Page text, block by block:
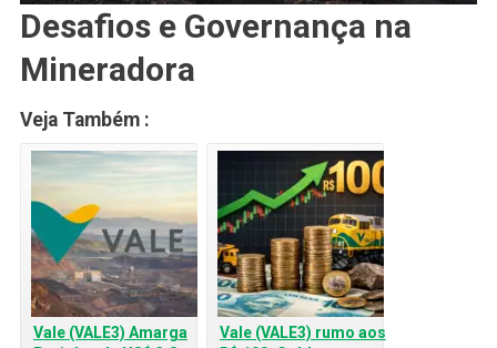
Desafios e Governança na
Mineradora
Veja Também :
Vale (VALE3) Amarga
Vale (VALE3) rumo aos